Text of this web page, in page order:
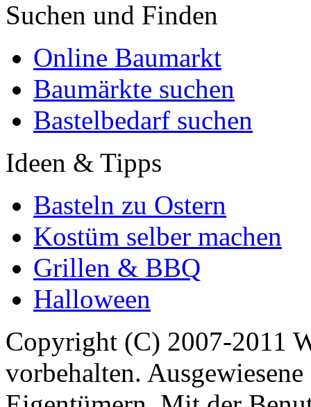
Suchen und Finden
Online Baumarkt
Baumärkte suchen
Bastelbedarf suchen
Ideen & Tipps
Basteln zu Ostern
Kostüm selber machen
Grillen & BBQ
Halloween
Copyright (C) 2007-2011
vorbehalten.